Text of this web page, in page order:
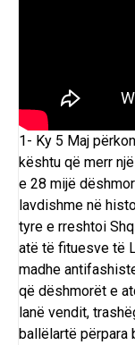
1- Ky 5 Maj
kështu që merr
e 28 mijë
lavdishme në
tyre e rreshtoi
atë të fituesve të
madhe
që dëshmorët e
lanë vendit,
ballëlartë përpara